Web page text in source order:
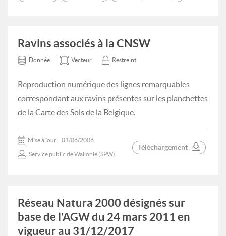
Ravins associés à la CNSW
Donnée Vecteur Restreint
Reproduction numérique des lignes remarquables
correspondant aux ravins présentes sur les planchettes
de la Carte des Sols de la Belgique.
Mise à jour: 01/06/2006
Service public de Wallonie (SPW)
Téléchargement
Réseau Natura 2000 désignés sur
base de l’AGW du 24 mars 2011 en
vigueur au 31/12/2017